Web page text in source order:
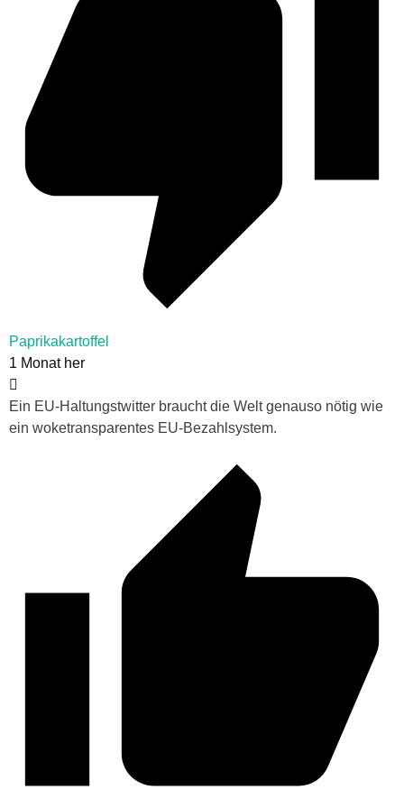
Paprikakartoffel
1 Monat her
Ein EU-Haltungstwitter braucht die Welt genauso nötig wie
ein woketransparentes EU-Bezahlsystem.